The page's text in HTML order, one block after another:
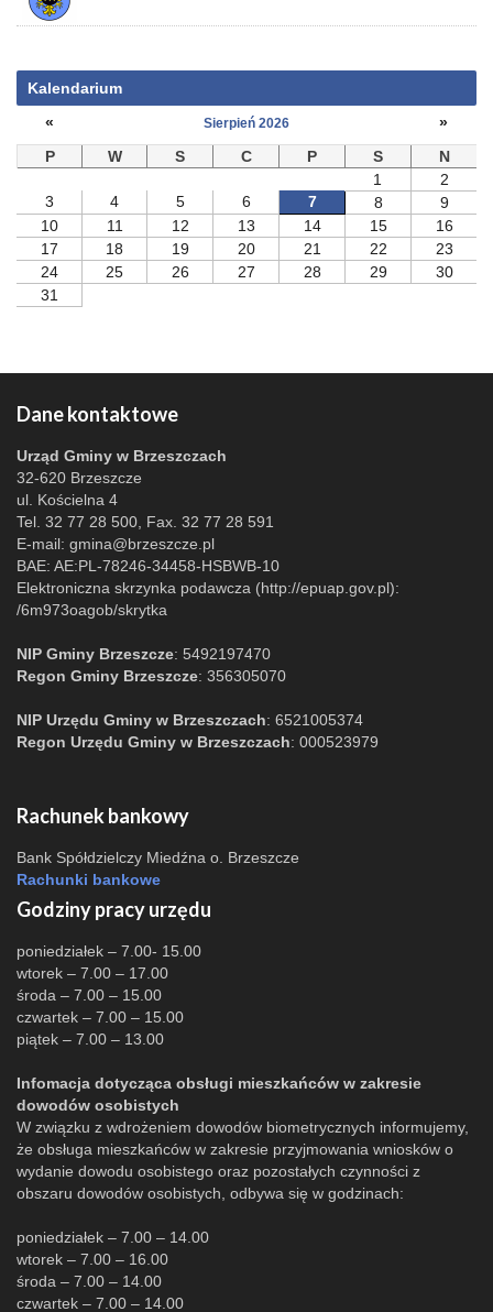
Kalendarium
«
Sierpień 2026
»
P
W S C P S
N
1
2
3
4 5 6 7 8
9
10
11 12 13 14 15
16
17
18 19 20 21 22
23
24
25 26 27 28 29
30
31
Dane kontaktowe
Urząd Gminy w Brzeszczach
32-620 Brzeszcze
ul. Kościelna 4
Tel. 32 77 28 500, Fax. 32 77 28 591
E-mail: gmina@brzeszcze.pl
BAE: AE:PL-78246-34458-HSBWB-10
Elektroniczna skrzynka podawcza (http://epuap.gov.pl):
/6m973oagob/skrytka
NIP Gminy Brzeszcze: 5492197470
Regon Gminy Brzeszcze: 356305070
NIP Urzędu Gminy w Brzeszczach: 6521005374
Regon Urzędu Gminy w Brzeszczach: 000523979
Rachunek bankowy
Bank Spółdzielczy Miedźna o. Brzeszcze
Rachunki bankowe
Godziny pracy urzędu
poniedziałek – 7.00- 15.00
wtorek – 7.00 – 17.00
środa – 7.00 – 15.00
czwartek – 7.00 – 15.00
piątek – 7.00 – 13.00
Infomacja dotycząca obsługi mieszkańców w zakresie
dowodów osobistych
W związku z wdrożeniem dowodów biometrycznych informujemy,
że obsługa mieszkańców w zakresie przyjmowania wniosków o
wydanie dowodu osobistego oraz pozostałych czynności z
obszaru dowodów osobistych, odbywa się w godzinach:
poniedziałek – 7.00 – 14.00
wtorek – 7.00 – 16.00
środa – 7.00 – 14.00
czwartek – 7.00 – 14.00